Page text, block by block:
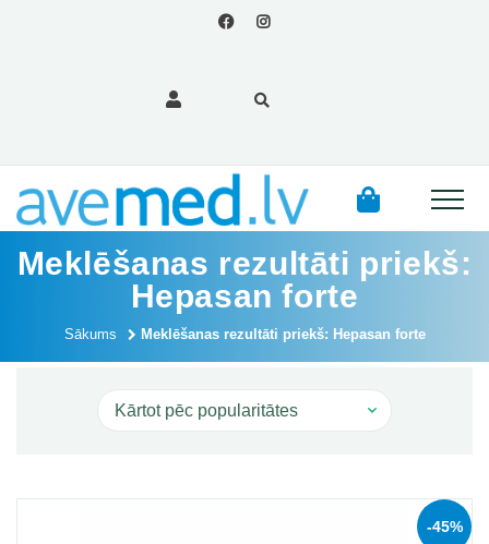
Meklēšanas rezultāti priekš:
Hepasan forte
Sākums Meklēšanas rezultāti priekš: Hepasan forte
-45%